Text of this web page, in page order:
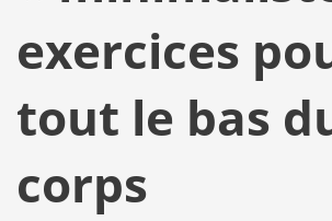
exercices
tout le bas
corps